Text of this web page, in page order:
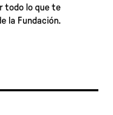
todo lo que te
la Fundación.